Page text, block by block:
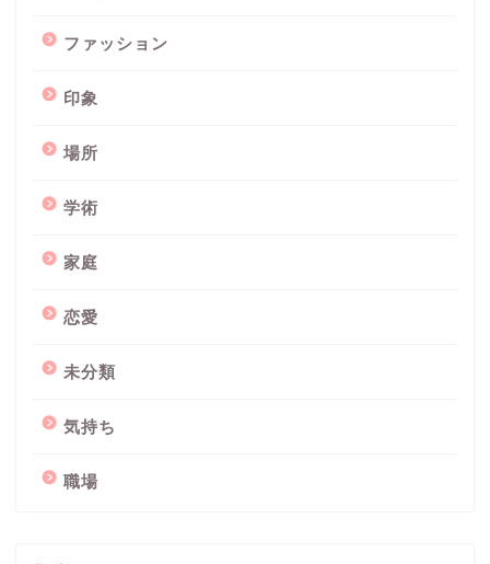
ファッション
印象
場所
学術
家庭
恋愛
未分類
気持ち
職場